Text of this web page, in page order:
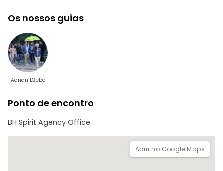
Os nossos guias
Adnan Džebo
Ponto de encontro
BH Spirit Agency Office
Abrir no Google Maps